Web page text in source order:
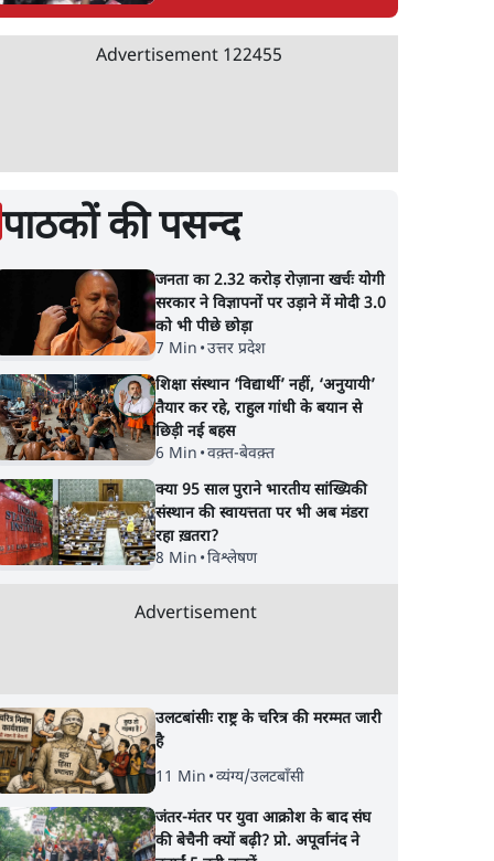
Advertisement 122455
पाठकों की पसन्द
जनता का 2.32 करोड़ रोज़ाना खर्चः योगी
सरकार ने विज्ञापनों पर उड़ाने में मोदी 3.0
को भी पीछे छोड़ा
7 Min •उत्तर प्रदेश
शिक्षा संस्थान ‘विद्यार्थी’ नहीं, ‘अनुयायी’
तैयार कर रहे, राहुल गांधी के बयान से
छिड़ी नई बहस
6 Min •वक़्त-बेवक़्त
क्या 95 साल पुराने भारतीय सांख्यिकी
संस्थान की स्वायत्तता पर भी अब मंडरा
रहा ख़तरा?
8 Min •विश्लेषण
Advertisement
उलटबांसीः राष्ट्र के चरित्र की मरम्मत जारी
है
11 Min •व्यंग्य/उलटबाँसी
जंतर-मंतर पर युवा आक्रोश के बाद संघ
की बेचैनी क्यों बढ़ी? प्रो. अपूर्वानंद ने